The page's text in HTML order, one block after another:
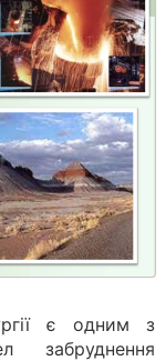
є одним з
забруднення